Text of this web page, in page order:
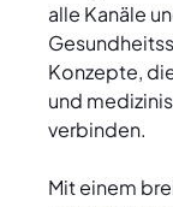
alle Kanäle
Konzepte,
und
verbinden.
Mit einem